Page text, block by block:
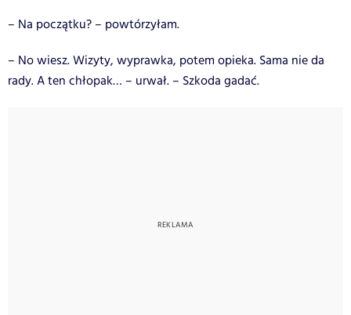
– Na początku? – powtórzyłam.
– No wiesz. Wizyty, wyprawka, potem opieka. Sama nie da
rady. A ten chłopak… – urwał. – Szkoda gadać.